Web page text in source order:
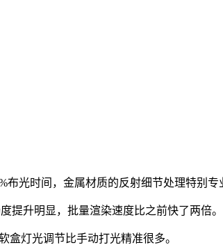
布光时间，金属材质的反射细节处理特别专
提升明显，批量渲染速度比之前快了两倍。
盒灯光调节比手动打光精准很多。